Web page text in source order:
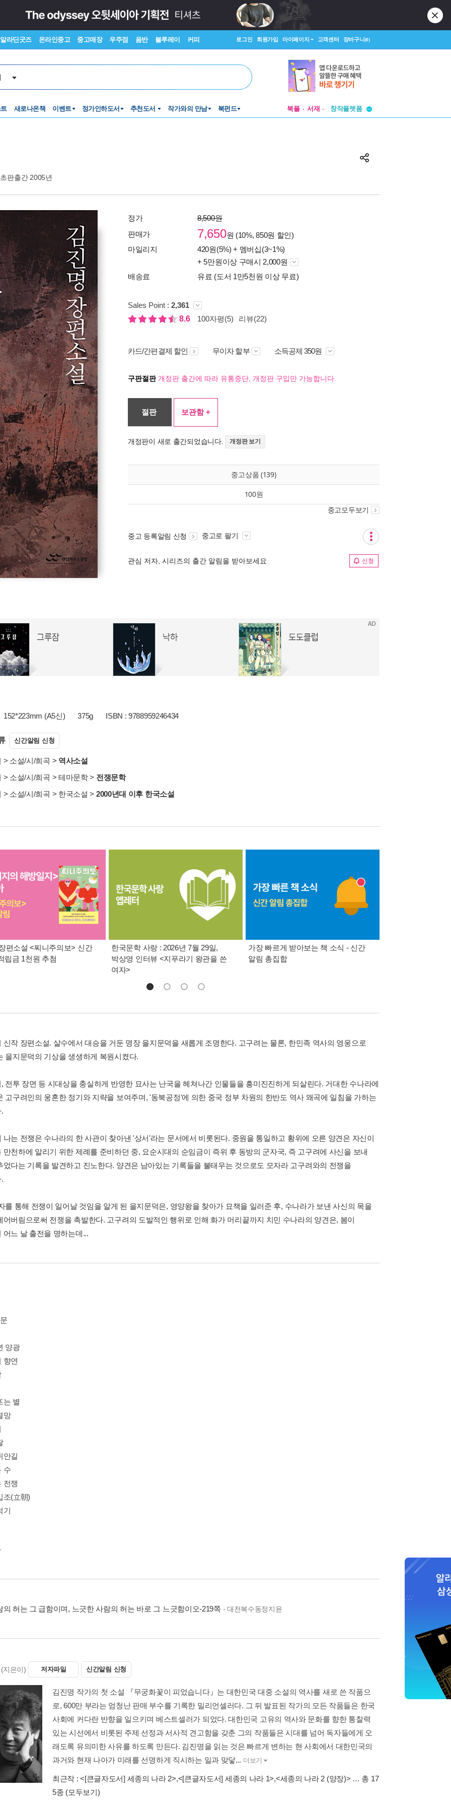
알라딘굿즈 온라인중고 중고매장 우주점 음반 블루레이 커피 로그인 회원가입 마이페이지 고객센터 장바구니(0)
새로나온책 이벤트 정가인하도서 추천도서 작가와의 만남 북펀드 북플 서재
창작플랫폼
투비컨티뉴드
초판출간 2005년
정가
8,500원
판매가
7,650원 (10%, 850원 할인)
마일리지
420원(5%) + 멤버십(3~1%)
+ 5만원이상 구매시 2,000원
배송료
유료 (도서 1만5천원 이상 무료)
Sales Point : 2,361
8.6
100자평(5) 리뷰(22)
카드/간편결제 할인 무이자 할부 소득공제 350원
구판절판개정판 출간에 따라 유통중단, 개정판 구입만 가능합니다.
절판 보관함 +
개정판이 새로 출간되었습니다. 개정판 보기
중고상품 (139)
100원
중고모두보기
중고 등록알림 신청 중고로 팔기
관심 저자, 시리즈의 출간 알림을 받아보세요 신청
152*223mm (A5신) 375g ISBN : 9788959246434
신간알림 신청
> 소설/시/희곡 > 역사소설
> 소설/시/희곡 > 테마문학> 전쟁문학
> 소설/시/희곡 > 한국소설 > 2000년대 이후 한국소설
편소설 <찌니주의보> 신간
립금 1천원 추첨
한국문학 사랑 : 2026년 7월 29일,
박상영 인터뷰 <지푸라기 왕관을 쓴
여자>
가장 빠르게 받아보는 책 소식 - 신간
알림 총집합
신작 장편소설. 살수에서 대승을 거둔 명장 을지문덕을 새롭게 조명한다. 고구려는 물론, 한민족 역사의 영웅으로
을지문덕의 기상을 생생하게 복원시켰다.
전투 장면 등 시대상을 충실하게 반영한 묘사는 난국을 헤쳐나간 인물들을 흥미진진하게 되살린다. 거대한 수나라에
고구려인의 웅혼한 정기와 지략을 보여주며, '동북공정'에 의한 중국 정부 차원의 한반도 역사 왜곡에 일침을 가하는
나는 전쟁은 수나라의 한 사관이 찾아낸 '상서'라는 문서에서 비롯된다. 중원을 통일하고 황위에 오른 양견은 자신이
만천하에 알리기 위한 제례를 준비하던 중, 요순시대의 순임금이 즉위 후 동방의 군자국, 즉 고구려에 사신을 보내
었다는 기록을 발견하고 진노한다. 양견은 남아있는 기록들을 불태우는 것으로도 모자라 고구려와의 전쟁을
를 통해 전쟁이 일어날 것임을 알게 된 을지문덕은, 영양왕을 찾아가 묘책을 일러준 후, 수나라가 보낸 사신의 목을
어버림으로써 전쟁을 촉발한다. 고구려의 도발적인 행위로 인해 화가 머리끝까지 치민 수나라의 양견은, 봄이
어느 날 출전을 명하는데...
양광
향연
는 별
망
안길
수
전쟁
조(立朝)
기
의 허는 그 급함이며, 느긋한 사람의 허는 바로 그 느긋함이오-219쪽 - 대전복수동정지윤
(지은이) 저자파일 신간알림 신청
김진명 작가의 첫 소설 『무궁화꽃이 피었습니다』는 대한민국 대중 소설의 역사를 새로 쓴 작품으
로, 600만 부라는 엄청난 판매 부수를 기록한 밀리언셀러다. 그 뒤 발표된 작가의 모든 작품들은 한국
사회에 커다란 반향을 일으키며 베스트셀러가 되었다. 대한민국 고유의 역사와 문화를 향한 통찰력
있는 시선에서 비롯된 주제 선정과 서사적 견고함을 갖춘 그의 작품들은 시대를 넘어 독자들에게 오
래도록 유의미한 사유를 하도록 만든다. 김진명을 읽는 것은 빠르게 변하는 현 사회에서 대한민국의
과거와 현재 나아가 미래를 선명하게 직시하는 일과 맞닿... 더보기
최근작 :<[큰글자도서] 세종의 나라 2>,<[큰글자도서] 세종의 나라 1>,<세종의 나라 2 (양장)> … 총 17
5종 (모두보기)